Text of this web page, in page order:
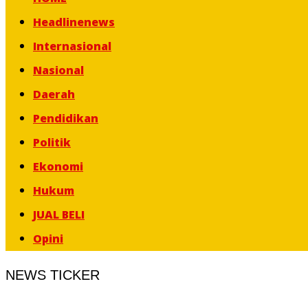
Headlinenews
Internasional
Nasional
Daerah
Pendidikan
Politik
Ekonomi
Hukum
JUAL BELI
Opini
NEWS TICKER